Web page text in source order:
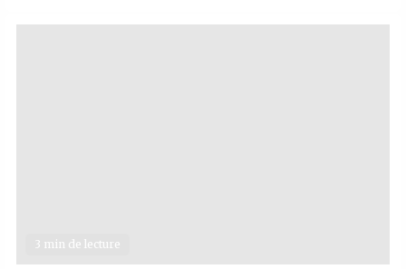
3 min de lecture